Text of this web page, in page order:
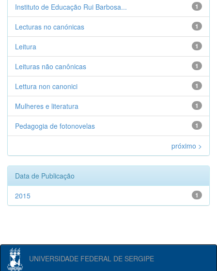
1
Instituto de Educação Rui Barbosa...
1
Lecturas no canónicas
1
Leitura
1
Leituras não canônicas
1
Lettura non canonici
1
Mulheres e literatura
1
Pedagogia de fotonovelas
próximo >
Data de Publicação
1
2015
UNIVERSIDADE FEDERAL DE SERGIPE